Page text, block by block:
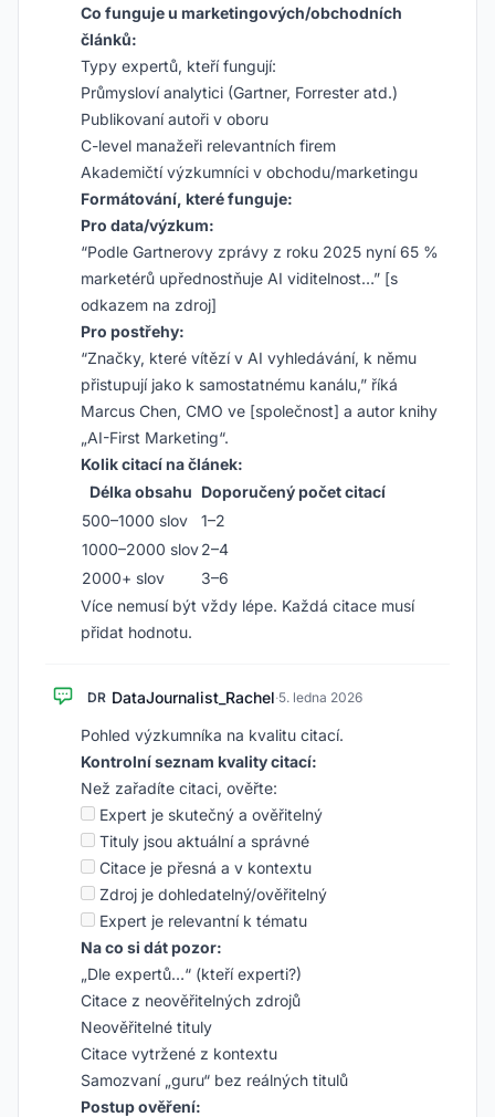
Co funguje u marketingových/obchodních
článků:
Typy expertů, kteří fungují:
Průmysloví analytici (Gartner, Forrester atd.)
Publikovaní autoři v oboru
C-level manažeři relevantních firem
Akademičtí výzkumníci v obchodu/marketingu
Formátování, které funguje:
Pro data/výzkum:
“Podle Gartnerovy zprávy z roku 2025 nyní 65 %
marketérů upřednostňuje AI viditelnost…” [s
odkazem na zdroj]
Pro postřehy:
“Značky, které vítězí v AI vyhledávání, k němu
přistupují jako k samostatnému kanálu,” říká
Marcus Chen, CMO ve [společnost] a autor knihy
„AI-First Marketing“.
Kolik citací na článek:
Délka obsahu Doporučený počet citací
500–1000 slov
1–2
1000–2000 slov2–4
2000+ slov
3–6
Více nemusí být vždy lépe. Každá citace musí
přidat hodnotu.
DR DataJournalist_Rachel·5. ledna 2026
Pohled výzkumníka na kvalitu citací.
Kontrolní seznam kvality citací:
Než zařadíte citaci, ověřte:
Expert je skutečný a ověřitelný
Tituly jsou aktuální a správné
Citace je přesná a v kontextu
Zdroj je dohledatelný/ověřitelný
Expert je relevantní k tématu
Na co si dát pozor:
„Dle expertů…“ (kteří experti?)
Citace z neověřitelných zdrojů
Neověřitelné tituly
Citace vytržené z kontextu
Samozvaní „guru“ bez reálných titulů
Postup ověření: